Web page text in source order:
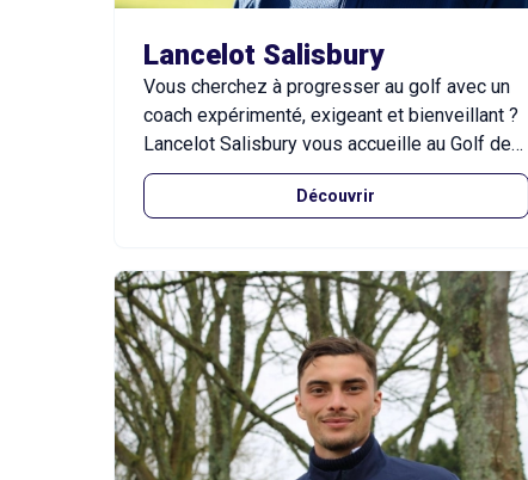
Lancelot Salisbury
Vous cherchez à progresser au golf avec un
coach expérimenté, exigeant et bienveillant ?
Lancelot Salisbury vous accueille au Golf de
Bondues, à deux pas de Lille, pour un
accompagnement personnalisé adapté à tous
Découvrir